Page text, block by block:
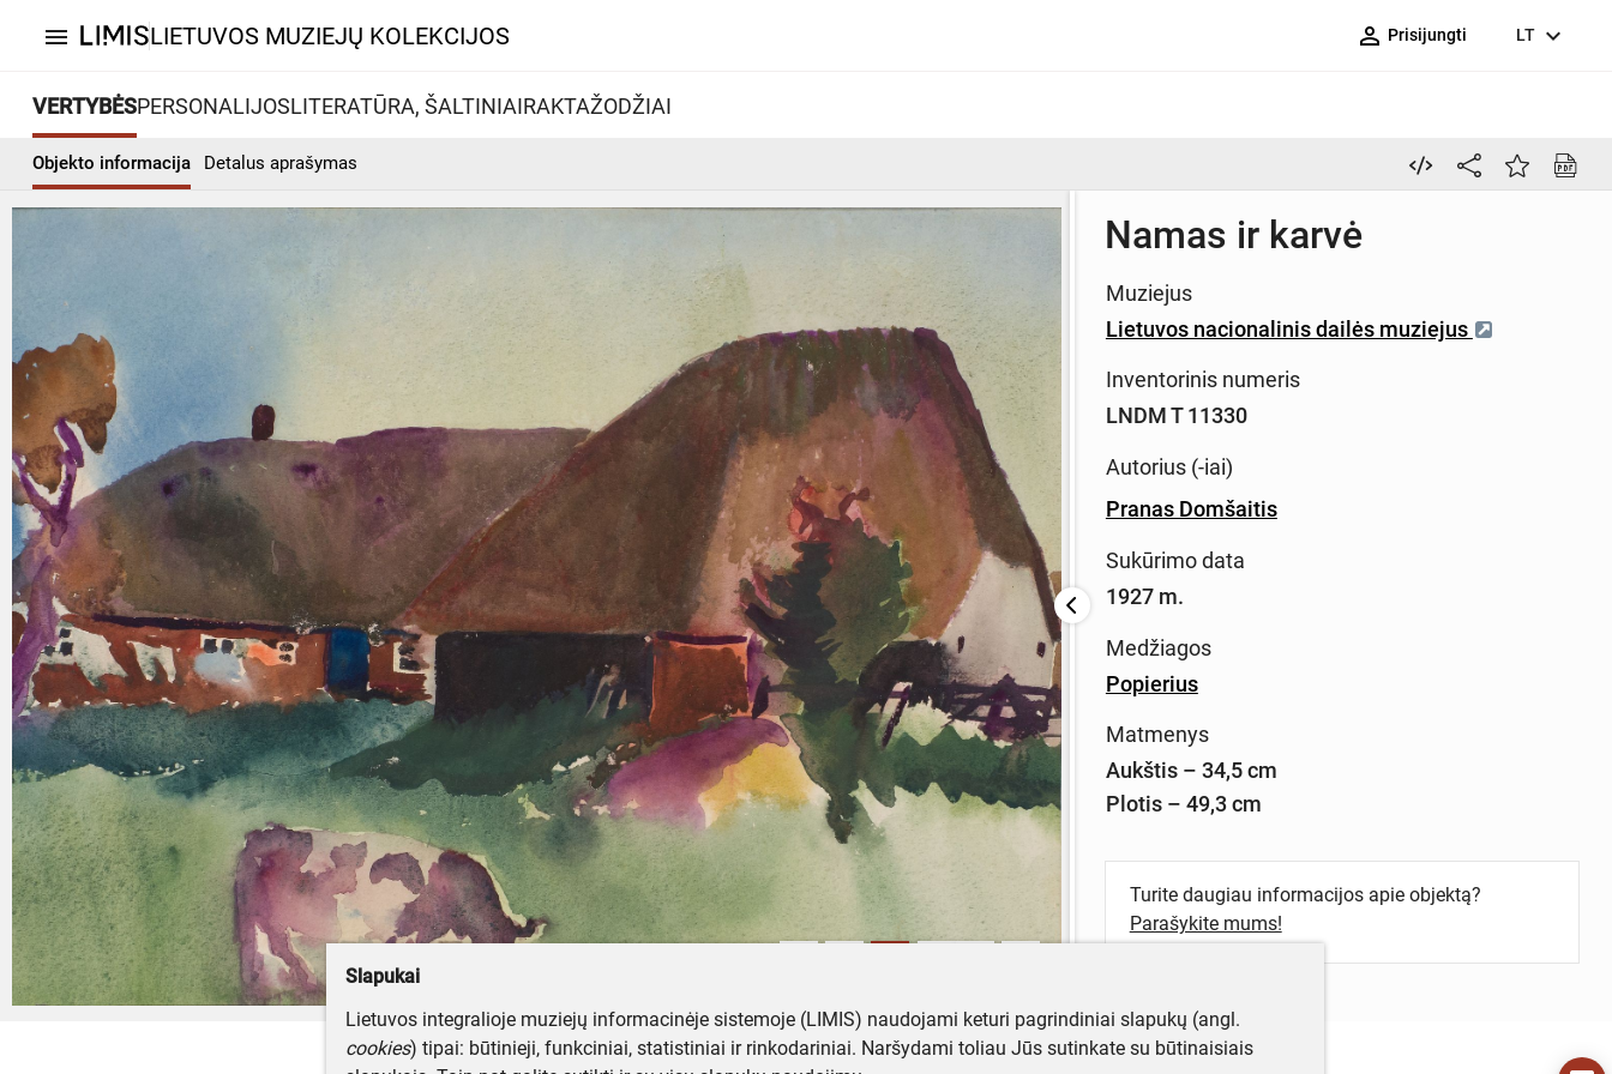
menu LIETUVOS MUZIEJŲ KOLEKCIJOS person_outline Prisijungti LT expand_more
VERTYBĖSPERSONALIJOSLITERATŪRA, ŠALTINIAIRAKTAŽODŽIAI
Objekto informacija Detalus aprašymas
Namas ir karvė
Muziejus
Lietuvos nacionalinis dailės muziejus
Inventorinis numeris
LNDM T 11330
Autorius (-iai)
Pranas Domšaitis
Sukūrimo data
1927 m.
Medžiagos
Popierius
Matmenys
Aukštis – 34,5 cm
Plotis – 49,3 cm
Turite daugiau informacijos apie objektą?
Parašykite mums!
Slapukai
Lietuvos integralioje muziejų informacinėje sistemoje (LIMIS) naudojami keturi pagrindiniai slapukų (angl.
cookies) tipai: būtinieji, funkciniai, statistiniai ir rinkodariniai. Naršydami toliau Jūs sutinkate su būtinaisiais